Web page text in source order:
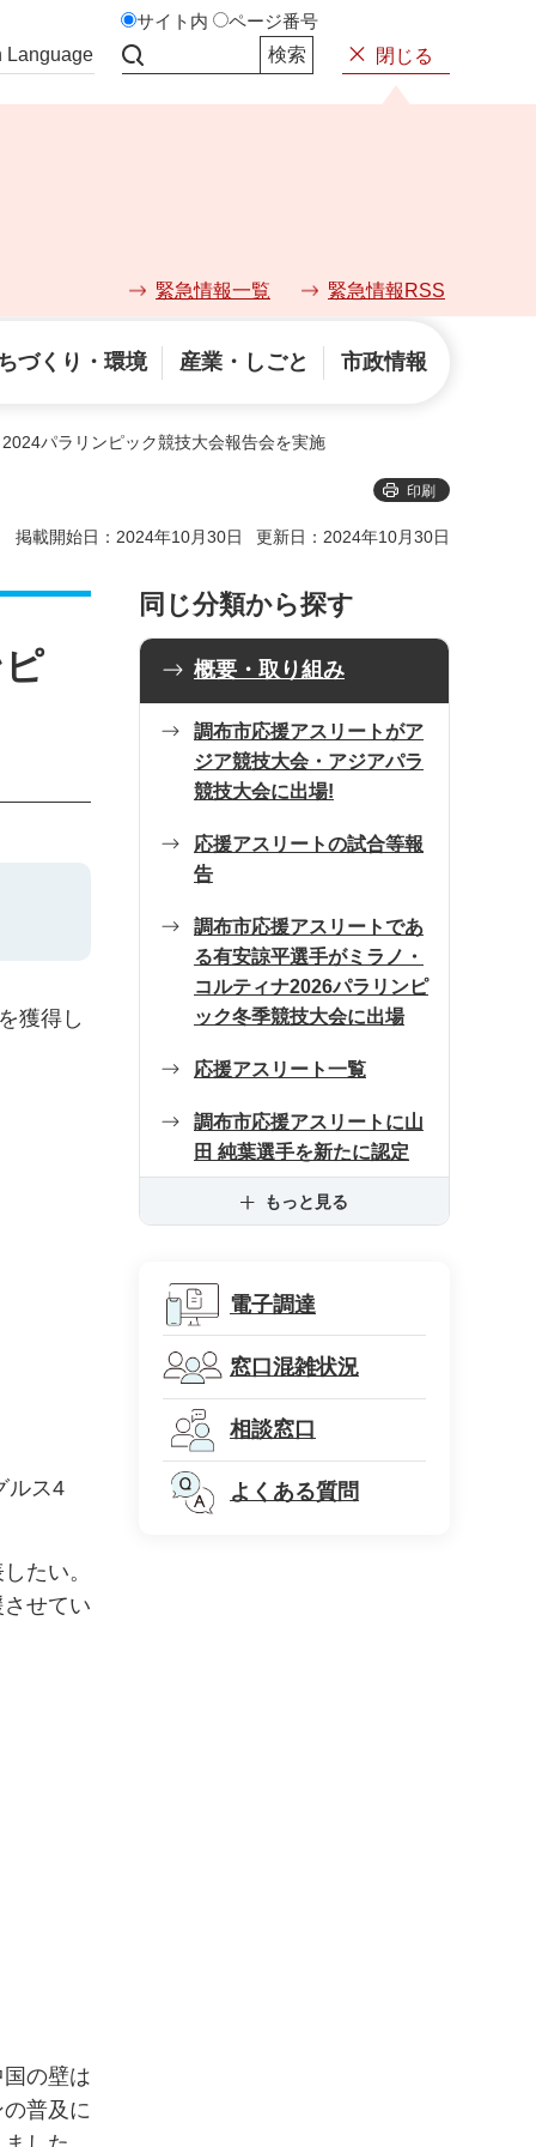
Language
サイト内 ページ番号
閉じる
緊急情報一覧 緊急情報RSS
づくり・環境 産業・しごと 市政情報
パラリンピック競技大会報告会を実施
印刷
掲載開始日：2024年10月30日 更新日：2024年10月30日
獲得し
ルス4
たい。
せてい
の壁は
普及に
同じ分類から探す
概要・取り組み
調布市応援アスリートがア
ジア競技大会・アジアパラ
競技大会に出場!
応援アスリートの試合等報
告
調布市応援アスリートであ
る有安諒平選手がミラノ・
コルティナ2026パラリンピ
ック冬季競技大会に出場
応援アスリート一覧
調布市応援アスリートに山
田 純葉選手を新たに認定
もっと見る
電子調達
窓口混雑状況
相談窓口
よくある質問